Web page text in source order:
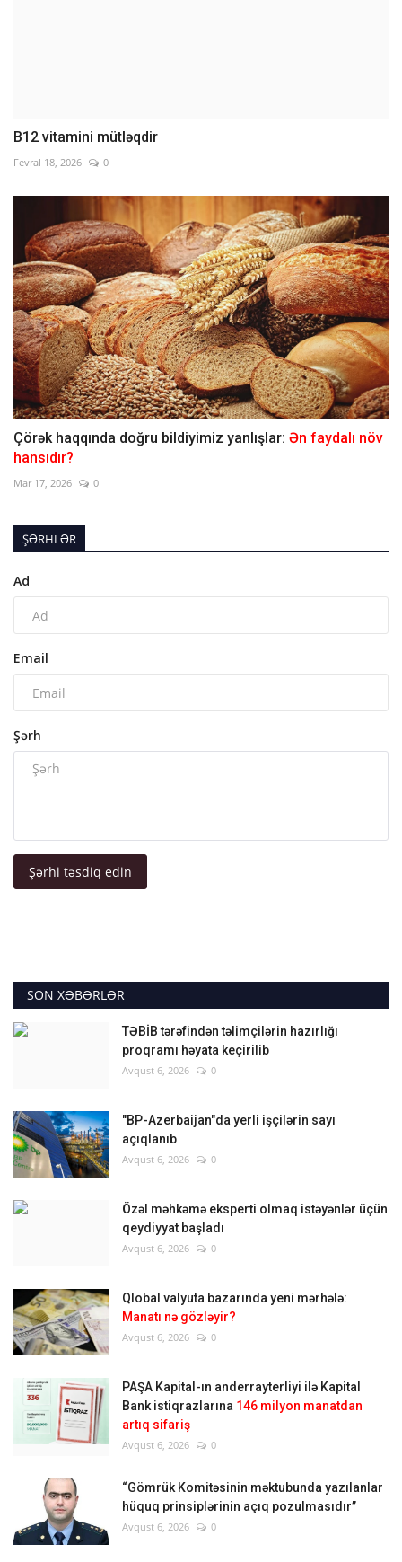
B12 vitamini mütləqdir
Fevral 18, 2026 0
Çörək haqqında doğru bildiyimiz yanlışlar: Ən faydalı növ
hansıdır?
Mar 17, 2026 0
ŞƏRHLƏR
Ad
Email
Şərh
Şərhi təsdiq edin
SON XƏBƏRLƏR
TƏBİB tərəfindən təlimçilərin hazırlığı
proqramı həyata keçirilib
Avqust 6, 2026 0
"BP-Azerbaijan"da yerli işçilərin sayı
açıqlanıb
Avqust 6, 2026 0
Özəl məhkəmə eksperti olmaq istəyənlər üçün
qeydiyyat başladı
Avqust 6, 2026 0
Qlobal valyuta bazarında yeni mərhələ:
Manatı nə gözləyir?
Avqust 6, 2026 0
PAŞA Kapital-ın anderrayterliyi ilə Kapital
Bank istiqrazlarına 146 milyon manatdan
artıq sifariş
Avqust 6, 2026 0
“Gömrük Komitəsinin məktubunda yazılanlar
hüquq prinsiplərinin açıq pozulmasıdır”
Avqust 6, 2026 0